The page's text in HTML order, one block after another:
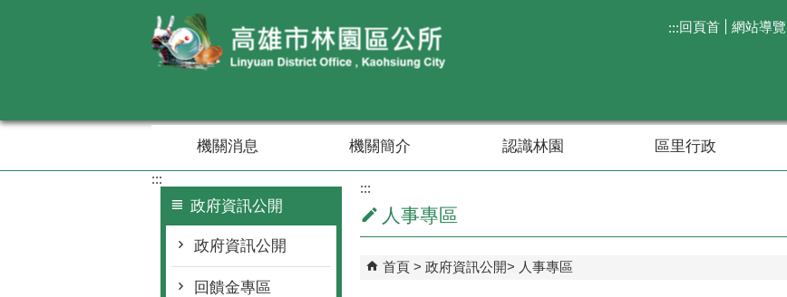
:::回頁首 網站導覽
機關消息 機關簡介 認識林園 區里行政
:::
政府資訊公開
政府資訊公開
回饋金專區
:::
人事專區
首頁 政府資訊公開 人事專區